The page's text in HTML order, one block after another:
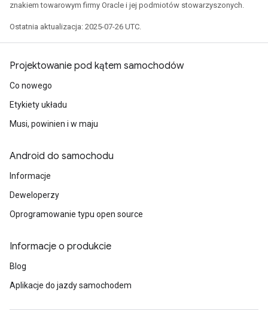
znakiem towarowym firmy Oracle i jej podmiotów stowarzyszonych.
Ostatnia aktualizacja: 2025-07-26 UTC.
Projektowanie pod kątem samochodów
Co nowego
Etykiety układu
Musi, powinien i w maju
Android do samochodu
Informacje
Deweloperzy
Oprogramowanie typu open source
Informacje o produkcie
Blog
Aplikacje do jazdy samochodem